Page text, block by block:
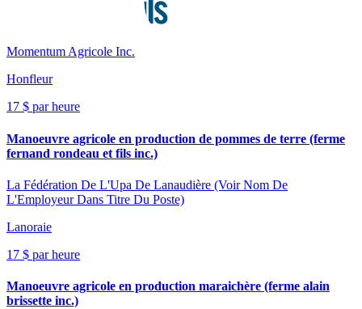
Momentum Agricole Inc.
Honfleur
17 $ par heure
Manoeuvre agricole en production de pommes de terre (ferme
fernand rondeau et fils inc.)
La Fédération De L'Upa De Lanaudière (Voir Nom De
L'Employeur Dans Titre Du Poste)
Lanoraie
17 $ par heure
Manoeuvre agricole en production maraichère (ferme alain
brissette inc.)